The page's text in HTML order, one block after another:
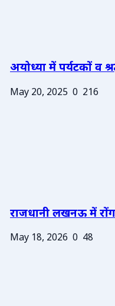
अयोध्या में पर्यटकों व
May 20, 2025 0 216
राजधानी लखनऊ में
May 18, 2026 0 48